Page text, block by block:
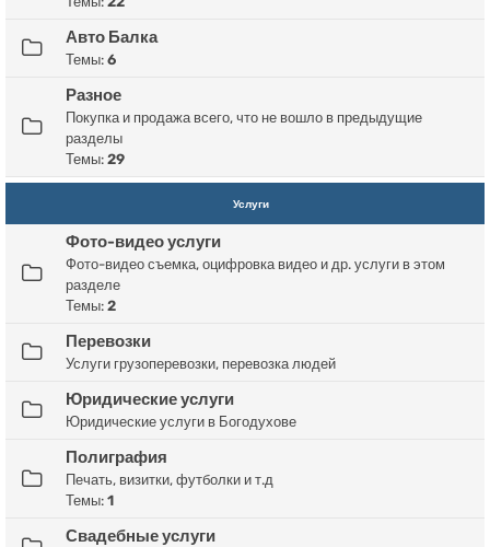
Авто Балка
Темы: 6
Разное
Покупка и продажа всего, что не вошло в предыдущие
разделы
Темы: 29
Услуги
Фото-видео услуги
Фото-видео съемка, оцифровка видео и др. услуги в этом
разделе
Темы: 2
Перевозки
Услуги грузоперевозки, перевозка людей
Юридические услуги
Юридические услуги в Богодухове
Полиграфия
Печать, визитки, футболки и т.д
Темы: 1
Свадебные услуги